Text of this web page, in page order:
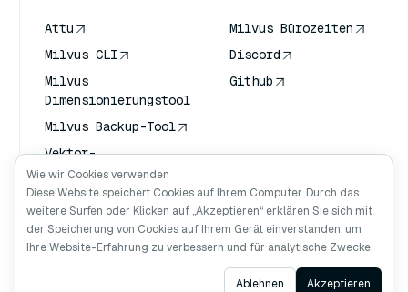
Attu
Milvus CLI
Milvus
Dimensionierungstool
Milvus Backup-Tool
Vektor-
Transportdienst
(VTS)
Deep Searcher
Claude Kontext
Milvus Bürozeiten
Discord
Github
Ask AI
Wie wir Cookies verwenden
Diese Website speichert Cookies auf Ihrem Computer. Durch das
weitere Surfen oder Klicken auf „Akzeptieren“ erklären Sie sich mit
der Speicherung von Cookies auf Ihrem Gerät einverstanden, um
Ihre Website-Erfahrung zu verbessern und für analytische Zwecke.
Ablehnen Akzeptieren